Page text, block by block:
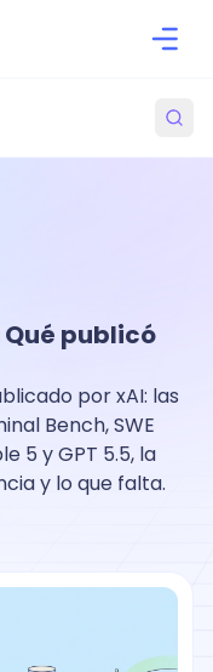
Qué publicó
por xAI: las
Bench, SWE
5 y GPT 5.5, la
y lo que falta.